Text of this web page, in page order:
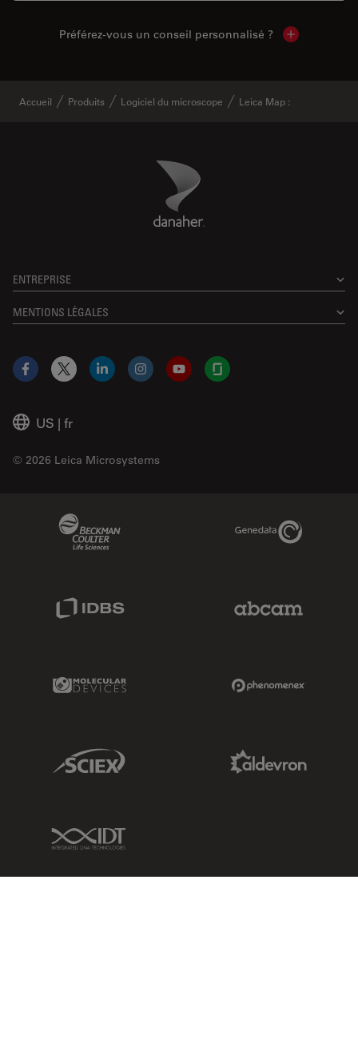
Préférez-vous un conseil personnalisé ? Show local
Accueil Produits Logiciel du microscope Leica Map :
Danaher Logo
ENTREPRISE
MENTIONS LÉGALES
US | fr
© 2026 Leica Microsystems
Facebook
X LinkedInInstagramYouTubeGlassdoor
Genedata Link
Molecular Devices Link
Sciex Link
IDT Link